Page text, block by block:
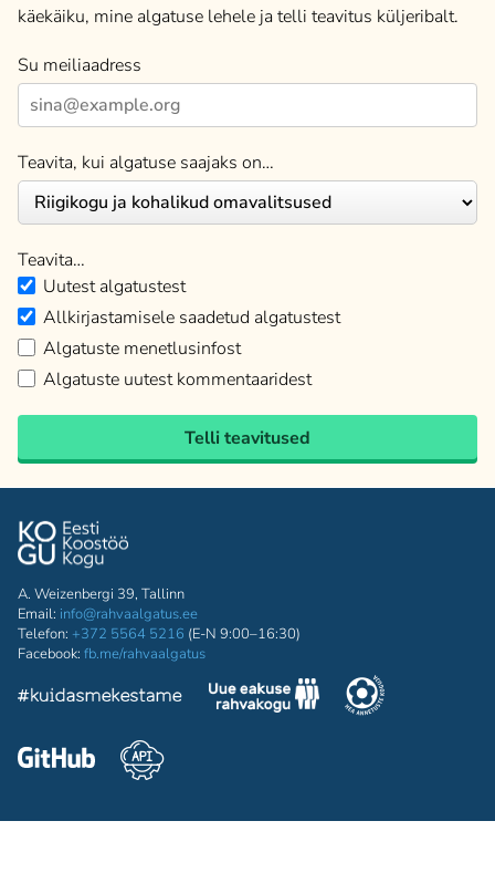
käekäiku, mine algatuse lehele ja telli teavitus küljeribalt.
Su meiliaadress
Teavita, kui algatuse saajaks on…
Teavita…
Uutest algatustest
Allkirjastamisele saadetud algatustest
Algatuste menetlusinfost
Algatuste uutest kommentaaridest
Telli teavitused
A. Weizenbergi 39, Tallinn
Email: info@rahvaalgatus.ee
Telefon: +372 5564 5216 (E-N 9:00–16:30)
Facebook: fb.me/rahvaalgatus